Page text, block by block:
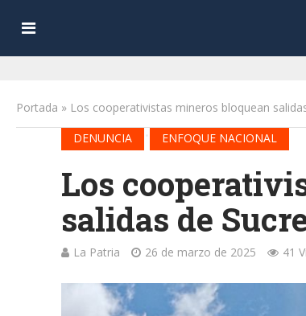
Portada » Los cooperativistas mineros bloquean
DENUNCIA
ENFOQUE NACIONAL
Los
salidas de
La Patria 26 de marzo de 2025 41